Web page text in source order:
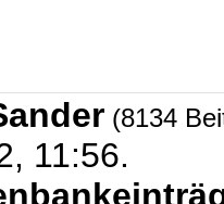
(8134
11:56.